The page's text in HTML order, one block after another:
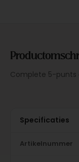
Complete 5-punts
Specificaties
Artikelnummer